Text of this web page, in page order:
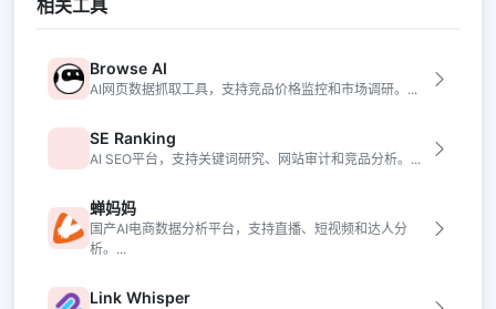
相关工具
Browse AI
AI网页数据抓取工具，支持竞品价格监控和市场调研。...
SE Ranking
AI SEO平台，支持关键词研究、网站审计和竞品分析。...
蝉妈妈
国产AI电商数据分析平台，支持直播、短视频和达人分
析。...
Link Whisper